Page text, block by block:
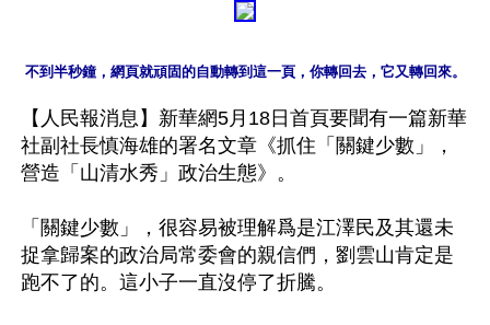
不到半秒鐘，網頁就頑固的自動轉到這一頁，你轉回去，它又轉回來。
【人民報消息】新華網5月18日首頁要聞有一篇新華
社副社長慎海雄的署名文章《抓住「關鍵少數」，
營造「山清水秀」政治生態》。
「關鍵少數」，很容易被理解爲是江澤民及其還未
捉拿歸案的政治局常委會的親信們，劉雲山肯定是
跑不了的。這小子一直沒停了折騰。